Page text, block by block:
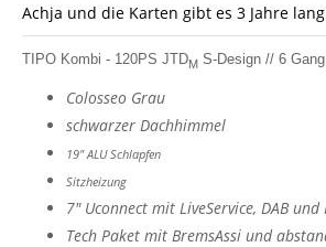
Achja und die Karten gibt es 3 Jahre
TIPO Kombi - 120PS JTDM S-Design // 6
Colosseo Grau
schwarzer Dachhimmel
19" ALU Schlapfen
Sitzheizung
7" Uconnect mit LiveService, DAB und
Tech Paket mit BremsAssi und